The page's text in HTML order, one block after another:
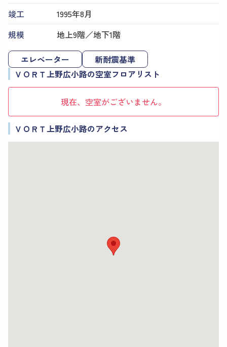
竣工
1995年8月
規模
地上9階／地下1階
エレベーター
新耐震基準
ＶＯＲＴ上野広小路の空室フロアリスト
現在、空室がございません。
ＶＯＲＴ上野広小路のアクセス